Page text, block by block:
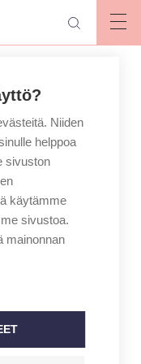
Niiden
helppoa
sivuston
käytämme
sivustoa.
mainonnan